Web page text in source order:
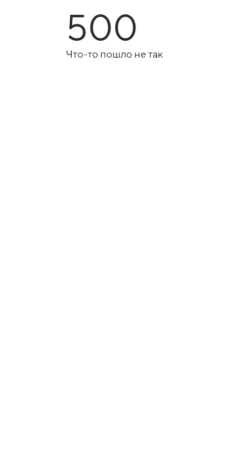
500
Что-то пошло не так